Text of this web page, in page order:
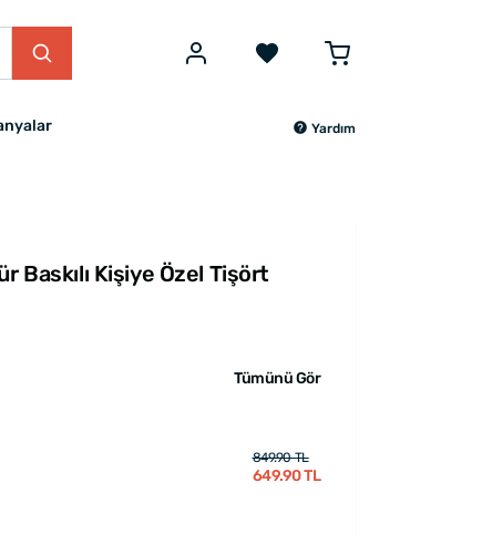
Yardım
Baskılı Kişiye Özel Tişört
Tümünü Gör
849.90 TL
649.90 TL